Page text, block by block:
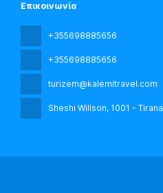
Επικοινωνία
+355698885656
+355698885656
turizem@kalemitravel.com
Sheshi Willson, 1001 - Tirana